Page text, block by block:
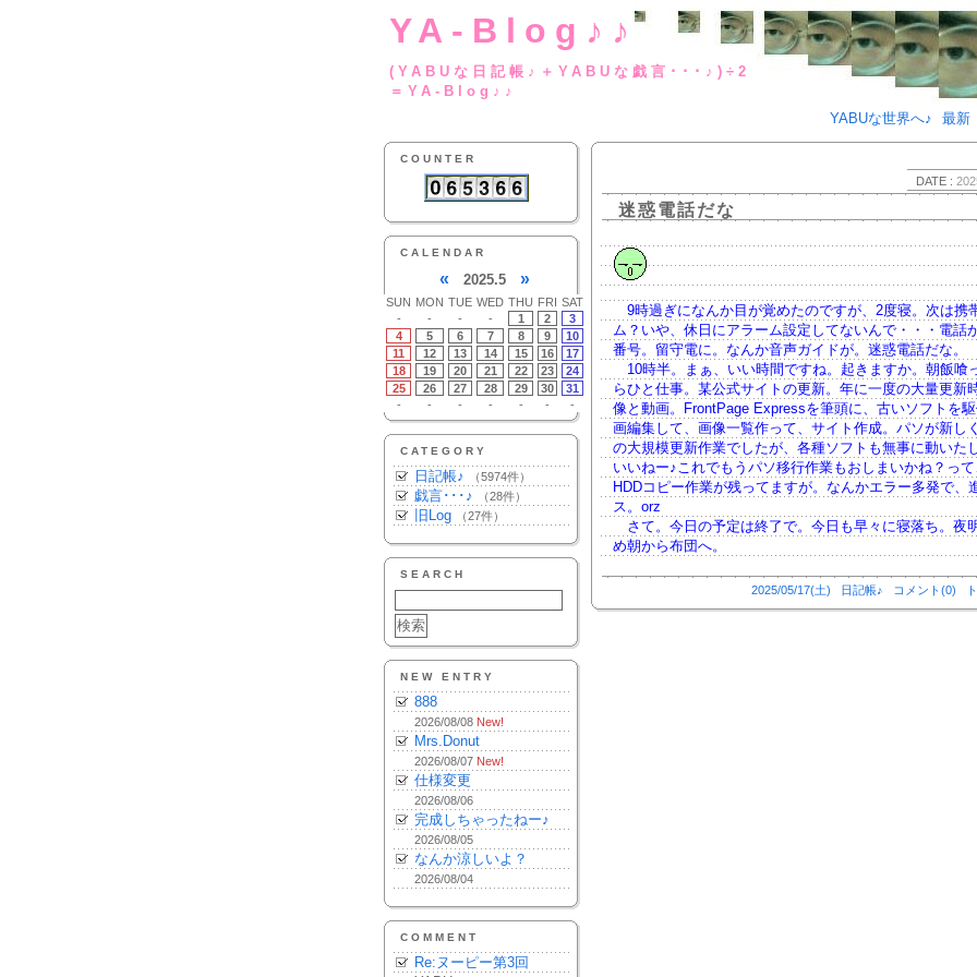
YA-Blog♪♪
(YABUな日記帳♪＋YABUな戯言･･
＝YA-Blog♪♪
YABUな世界へ♪
最新
COUNTER
CALENDAR
« 2025.5 »
SUN MON TUE WED THU FRI SAT
-
- - - 1 2
3
4
5 6 7 8 9
10
11
12 13 14 15 16
17
18
19 20 21 22 23
24
25
26 27 28 29 30
31
-
- - - - - -
CATEGORY
日記帳♪ （5974件）
戯言･･･♪ （28件）
旧Log （27件）
SEARCH
NEW ENTRY
888
2026/08/08 New!
Mrs.Donut
2026/08/07 New!
仕様変更
2026/08/06
完成しちゃったねー♪
2026/08/05
なんか涼しいよ？
2026/08/04
COMMENT
Re:ヌーピー第3回
DATE :
迷惑電話だな
9時過ぎになんか目が覚めたのですが、2度寝。次は携
ム？いや、休日にアラーム設定してないんで・・・電話
番号。留守電に。なんか音声ガイドが。迷惑電話だな。
10時半。まぁ、いい時間ですね。起きますか。朝飯喰
らひと仕事。某公式サイトの更新。年に一度の大量更新
像と動画。FrontPage Expressを筆頭に、古いソフトを
画編集して、画像一覧作って、サイト作成。パソが新し
の大規模更新作業でしたが、各種ソフトも無事に動いた
いいねー♪これでもうパソ移行作業もおしまいかね？っ
HDDコピー作業が残ってますが。なんかエラー多発で、
ス。orz
さて。今日の予定は終了で。今日も早々に寝落ち。夜
め朝から布団へ。
2025/05/17(土) 日記帳♪ コメント(0)